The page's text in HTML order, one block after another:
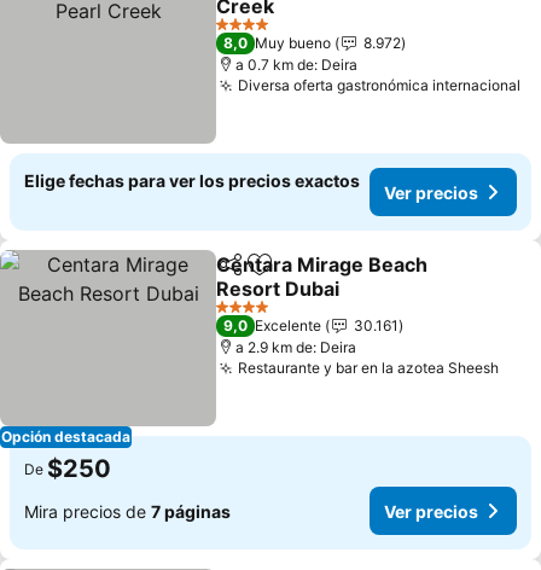
Creek
4 Estrellas
8,0 Muy bueno
8.972
a 0.7 km de: Deira
Diversa oferta gastronómica internacional
Elige fechas para ver los precios exactos
Ver precios
Opción destacada
CompartirAgregar a favoritos
Centara Mirage Beach
Resort Dubai
4 Estrellas
9,0 Excelente
30.161
a 2.9 km de: Deira
Restaurante y bar en la azotea Sheesh
De $250
Mira precios de 7 páginas Ver precios